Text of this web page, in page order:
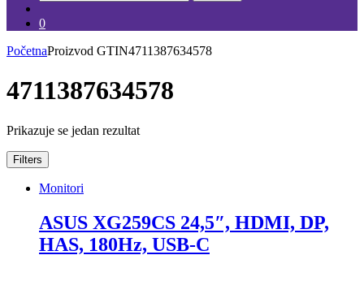
0
PočetnaProizvod GTIN4711387634578
4711387634578
Prikazuje se jedan rezultat
Filters
Monitori
ASUS XG259CS 24,5″, HDMI, DP,
HAS, 180Hz, USB-C